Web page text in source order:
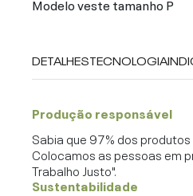
Modelo veste tamanho P
DETALHESTECNOLOGIA
Produção responsável
Sabia que 97% dos
Colocamos as pessoas em
Trabalho Justo".
Sustentabilidade